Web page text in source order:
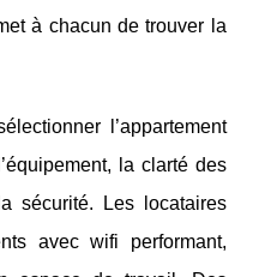
à chacun de trouver la
l’appartement
la clarté des
sécurité. Les locataires
avec wifi performant,